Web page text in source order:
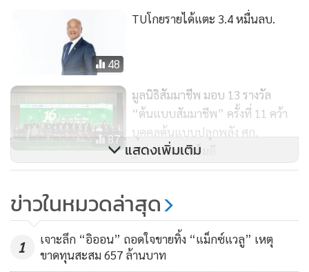
ผสมปลาร้า ร่วมกับ น้ำปลาร้าแม่บุญล้ำ และปลาทูน่านึ่งซีอิ๊ว
ร่วมกับ เด็กสมบูรณ์ ชูจุดเด่นด้านความอร่อย สะดวก เข้าถึงง่าย
แต่ยังเปี่ยมด้วยคุณค่าโภชนาการ
3.เจาะตลาดครอบครัวด้วยคาแรกเตอร์ (Family Engagement
via Character Collaboration) เพื่อเพิ่มความโดดเด่นของ
ผลิตภัณฑ์บนชั้นวางและเชื่อมโยงแบรนด์กับไลฟ์สไตล์ครอบครัว
เตอร์ บลอซซั่ม บับเบิ้ล และบัตเตอร์คัพ มาเพิ่มความสนุกให้กับ
ผลิตภัณฑ์และสร้างการจดจำ
4.สร้างอีโคชิสเต็มในทุกช่องทางแบบครบวงจร (Omnichannel
48
TUโกยรายได้แตะ 3.4 หมื่นลบ.
87
มูลนิธิสัมมาชีพ มอบ 13 รางวัล
“ต้นแบบสัมมาชีพ” ครั้งที่ 11 คว้า
บุคคลต้นแบบปลุกพลัง ศก.
ฐานราก-เอสเอ็มอี
81
ภูเก็ต นำร่องบริหาร “ดิ ออริจิ้น
กะทู้-ป่าตอง” โกยยอดขาย 150 ลบ.
แสดงเพิ่มเติม
ข่าวในหมวดล่าสุด
1
เจาะลึก “อิออน” ถอดใจขายทิ้ง “แม็กซ์แวลู” เหตุ
ขาดทุนสะสม 657 ล้านบาท